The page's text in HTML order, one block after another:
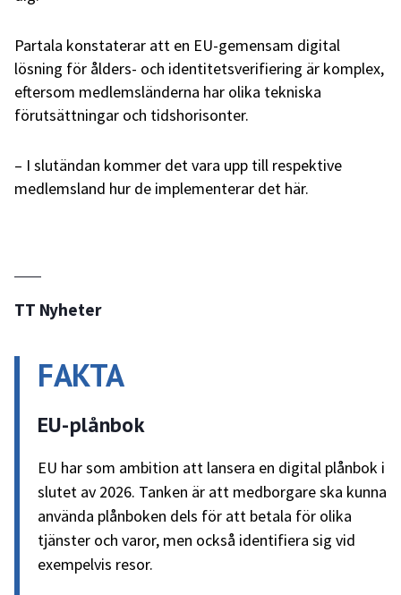
Partala konstaterar att en EU-gemensam digital
lösning för ålders- och identitetsverifiering är komplex,
eftersom medlemsländerna har olika tekniska
förutsättningar och tidshorisonter.
– I slutändan kommer det vara upp till respektive
medlemsland hur de implementerar det här.
TT Nyheter
FAKTA
EU-plånbok
EU har som ambition att lansera en digital plånbok i
slutet av 2026. Tanken är att medborgare ska kunna
använda plånboken dels för att betala för olika
tjänster och varor, men också identifiera sig vid
exempelvis resor.